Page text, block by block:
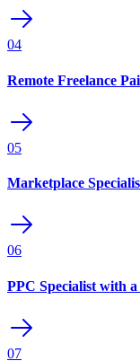
04
Remote Freelance
05
Marketplace
06
PPC Specialist with
07